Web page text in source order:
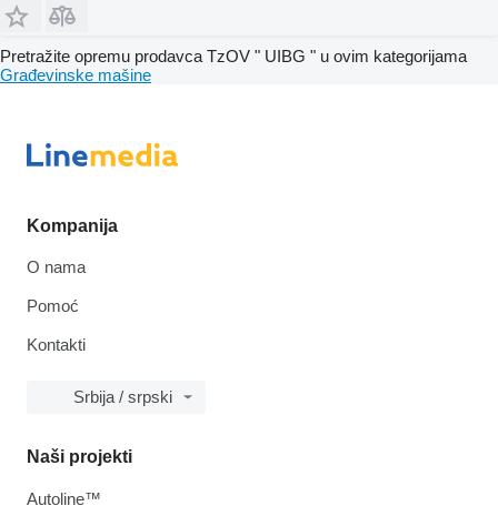
Pretražite opremu prodavca TzOV " UIBG " u ovim kategorijama
Građevinske mašine
Kompanija
O nama
Pomoć
Kontakti
Srbija / srpski
Naši projekti
Autoline™